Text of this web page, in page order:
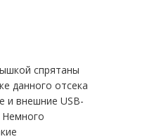
спрятаны
данного отсека
и внешние USB-
Немного